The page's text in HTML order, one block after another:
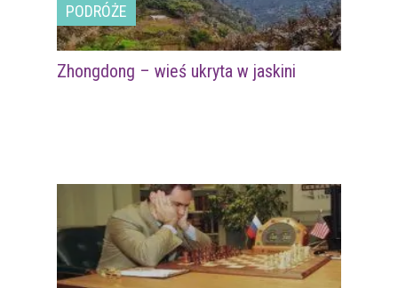
PODRÓŻE
Zhongdong – wieś ukryta w jaskini